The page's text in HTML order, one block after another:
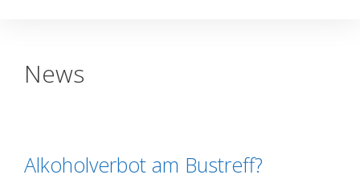
News
Alkoholverbot am Bustreff?